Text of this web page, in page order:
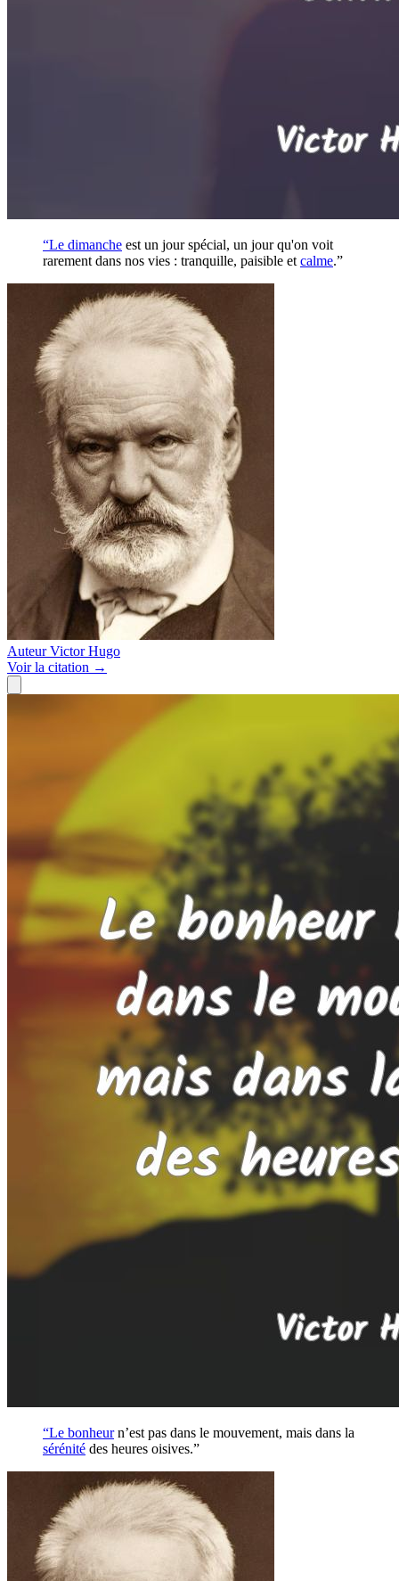
“Le dimanche est un jour spécial, un jour qu'on voit
rarement dans nos vies : tranquille, paisible et calme.”
Auteur Victor Hugo
Voirla citation →
“Le bonheurn’est pas dans le mouvement, mais dans la
sérénité des heures oisives.”